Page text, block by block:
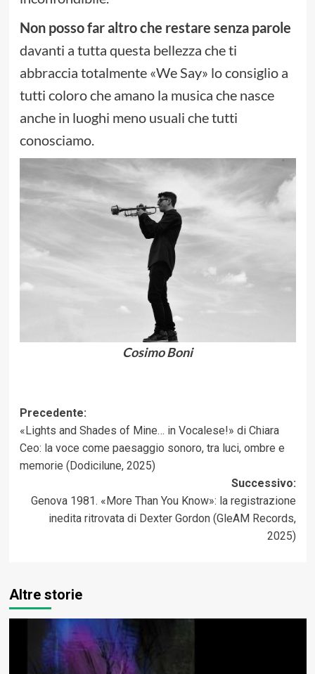
Non posso far altro che restare senza parole
davanti a tutta questa bellezza che ti
abbraccia totalmente «We Say» lo consiglio a
tutti coloro che amano la musica che nasce
anche in luoghi meno usuali che tutti
conosciamo.
Cosimo Boni
Navigazione
articolo
Precedente:
«Lights and Shades of Mine… in Vocalese!» di Chiara
Ceo: la voce come paesaggio sonoro, tra luci, ombre e
memorie (Dodicilune, 2025)
Successivo:
Genova 1981. «More Than You Know»: la registrazione
inedita ritrovata di Dexter Gordon (GleAM Records,
2025)
Altre storie